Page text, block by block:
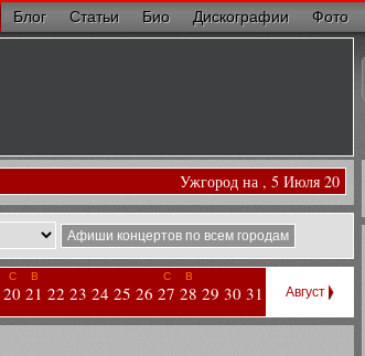
Блог Статьи Био Дискографии Фото
Ужгород на , 5 Июля 20
Афиши концертов по всем городам
С
20
В
21 22 23 24 25 26
С
27
В
28 29 30 31 Август